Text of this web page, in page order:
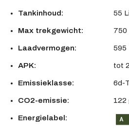
Tankinhoud: 55
Max trekgewicht: 750
Laadvermogen: 595
APK: tot
Emissieklasse: 6d-
CO2-emissie: 122
Energielabel: